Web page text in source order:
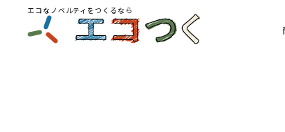
エコなノベルティをつくるなら